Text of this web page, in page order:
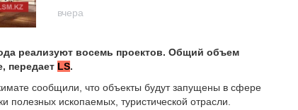
вчера
реализуют восемь проектов. Общий объем
передает LS.
сообщили, что объекты будут запущены в сфере
полезных ископаемых, туристической отрасли.